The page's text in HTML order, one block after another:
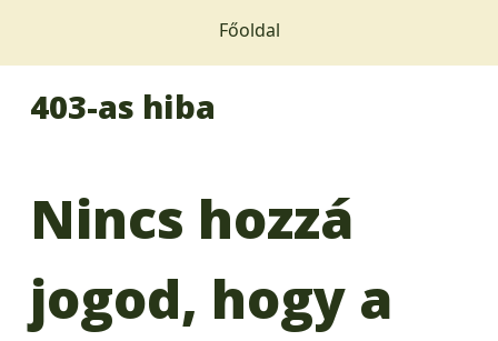
Főoldal
403-as hiba
Nincs hozzá
jogod, hogy a